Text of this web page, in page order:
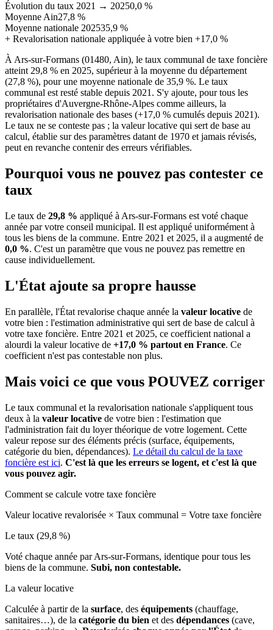
Évolution du taux 2021 → 20250,0 %
Moyenne Ain27,8 %
Moyenne nationale 202535,9 %
+ Revalorisation nationale appliquée à votre bien +17,0 %
À Ars-sur-Formans (01480, Ain), le taux communal de taxe foncière
atteint 29,8 % en 2025, supérieur à la moyenne du département
(27,8 %), pour une moyenne nationale de 35,9 %. Le taux
communal est resté stable depuis 2021. S'y ajoute, pour tous les
propriétaires d'Auvergne-Rhône-Alpes comme ailleurs, la
revalorisation nationale des bases (+17,0 % cumulés depuis 2021).
Le taux ne se conteste pas ; la valeur locative qui sert de base au
calcul, établie sur des paramètres datant de 1970 et jamais révisés,
peut en revanche contenir des erreurs vérifiables.
Pourquoi vous ne pouvez pas contester ce
taux
Le taux de 29,8 % appliqué à Ars-sur-Formans est voté chaque
année par votre conseil municipal. Il est appliqué uniformément à
tous les biens de la commune. Entre 2021 et 2025, il a augmenté de
0,0 %. C'est un paramètre que vous ne pouvez pas remettre en
cause individuellement.
L'État ajoute sa propre hausse
En parallèle, l'État revalorise chaque année la valeur locative de
votre bien : l'estimation administrative qui sert de base de calcul à
votre taxe foncière. Entre 2021 et 2025, ce coefficient national a
alourdi la valeur locative de +17,0 % partout en France. Ce
coefficient n'est pas contestable non plus.
Mais voici ce que vous POUVEZ corriger
Le taux communal et la revalorisation nationale s'appliquent tous
deux à la valeur locative de votre bien : l'estimation que
l'administration fait du loyer théorique de votre logement. Cette
valeur repose sur des éléments précis (surface, équipements,
catégorie du bien, dépendances). Le détail du calcul de la taxe
foncière est ici. C'est là que les erreurs se logent, et c'est là que
vous pouvez agir.
Comment se calcule votre taxe foncière
Valeur locative revalorisée × Taux communal = Votre taxe foncière
Le taux (29,8 %)
Voté chaque année par Ars-sur-Formans, identique pour tous les
biens de la commune. Subi, non contestable.
La valeur locative
Calculée à partir de la surface, des équipements (chauffage,
sanitaires…), de la catégorie du bien et des dépendances (cave,